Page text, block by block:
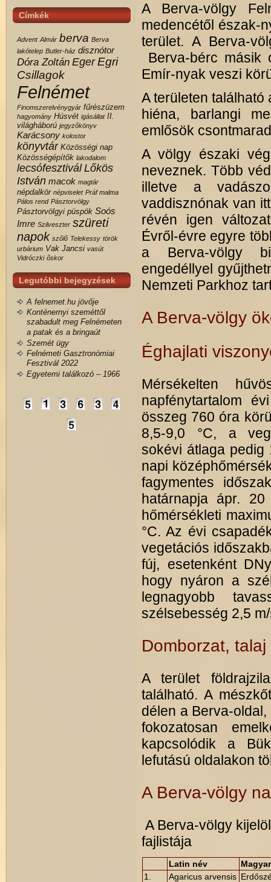
Címkék
Advent Almár berva Berva
lakótelep Butler-ház disznótor
Dóra Zoltán Eger Egri
Csillagok
Felnémet
Finomszerelvénygyár fűrészüzem
hagyomány Húsvét igásállat II.
világháború jegyzőkönyv
Karácsony kolostor
könyvtár Közösségi nap
Közösségépítők lakodalom
lecsófesztivál Lőkös
István macok magtár
népdalkör népviselet Práf malma
Pálos rend Pásztorvölgy
Pásztorvölgyi püspök Soós
Imre Szilveszter szüreti
napok szőlő Telekessy török
urbárium Vak Jancsi vasút
Vidróczki őskor
Legutóbbi bejegyzések
A felnemet.hu jövője
Konténernyi szeméttől
szabadult meg Felnémeten
a patak és a bringaút
Szemét ügy
Felnémeti Gasztronómiai
Fesztivál 2022
Egyetemi találkozó – 1966
A Berva-völgy
medencétől észak-
terület. A Berva-
Berva-bérc
Emír-nyak veszi
A területen
hiéna, barlangi
emlősök
A völgy északi
neveznek. Több
illetve a
vaddisznónak van
révén igen
Évről-évre egyre
a Berva-völgy
engedéllyel
Nemzeti Parkhoz
A Berva-völgy
Éghajlati
Mérsékelten
napfénytartalom
összeg 760 óra
8,5-9,0 °C, a
sokévi átlaga pedig
napi
fagymentes
határnapja ápr.
hőmérsékleti
°C. Az évi
vegetációs
fúj, esetenként
hogy nyáron a
legnagyobb
szélsebesség 2,5
Domborzat, talaj
A terület
található. A
délen a Berva-
fokozatosan
kapcsolódik a
lefutású oldalakon
A Berva-völgy
A Berva-völgy
fajlistája
Latin név
1.
Agaricus arvensis